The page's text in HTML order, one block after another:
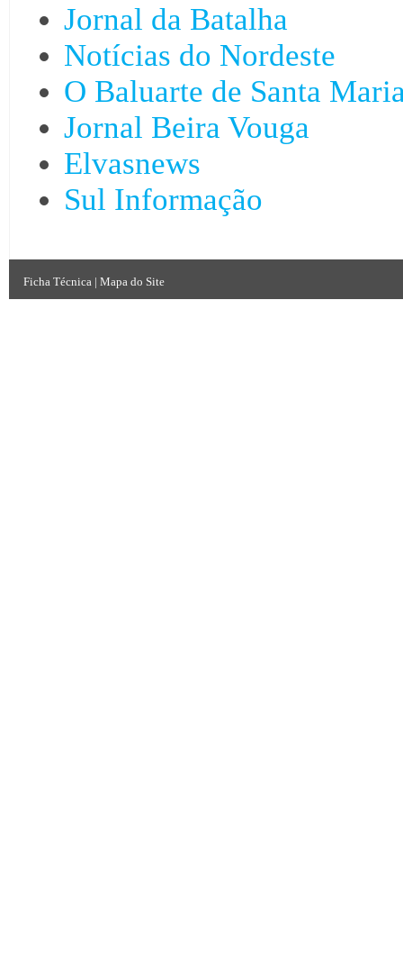
Jornal da Batalha
Notícias do Nordeste
O Baluarte de Santa
Jornal Beira Vouga
Elvasnews
Sul Informação
Ficha Técnica | Mapa do Site